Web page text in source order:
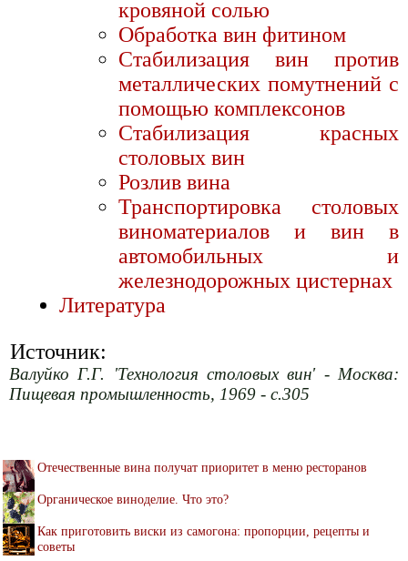
кровяной солью
Обработка вин фитином
Стабилизация вин против
металлических помутнений с
помощью комплексонов
Стабилизация красных
столовых вин
Розлив вина
Транспортировка столовых
виноматериалов и вин в
автомобильных и
железнодорожных цистернах
Литература
Источник:
Валуйко Г.Г. 'Технология столовых вин' - Москва:
Пищевая промышленность, 1969 - с.305
Отечественные вина получат приоритет в меню ресторанов
Органическое виноделие. Что это?
Как приготовить виски из самогона: пропорции, рецепты и
советы